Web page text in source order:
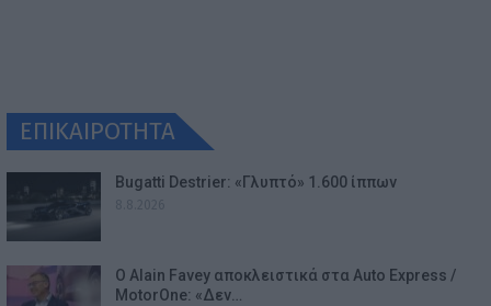
ΕΠΙΚΑΙΡΟΤΗΤΑ
Bugatti Destrier: «Γλυπτό» 1.600 ίππων
Ο Alain Favey αποκλειστικά στα Auto Express /
MotorOne: «Δεν…